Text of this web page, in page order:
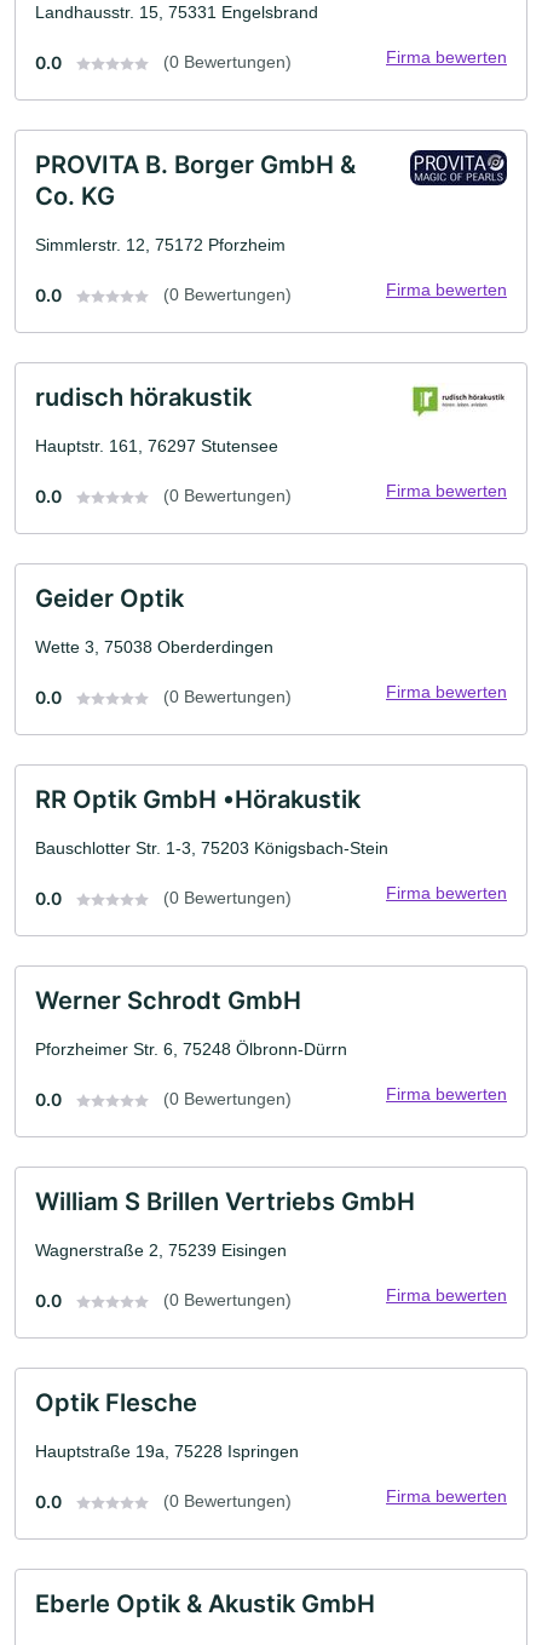
Landhausstr. 15, 75331 Engelsbrand
0.0 (0 Bewertungen) Firma bewerten
PROVITA B. Borger GmbH &
Co. KG
Simmlerstr. 12, 75172 Pforzheim
0.0 (0 Bewertungen) Firma bewerten
rudisch hörakustik
Hauptstr. 161, 76297 Stutensee
0.0 (0 Bewertungen) Firma bewerten
Geider Optik
Wette 3, 75038 Oberderdingen
0.0 (0 Bewertungen) Firma bewerten
RR Optik GmbH •Hörakustik
Bauschlotter Str. 1-3, 75203 Königsbach-Stein
0.0 (0 Bewertungen) Firma bewerten
Werner Schrodt GmbH
Pforzheimer Str. 6, 75248 Ölbronn-Dürrn
0.0 (0 Bewertungen) Firma bewerten
William S Brillen Vertriebs GmbH
Wagnerstraße 2, 75239 Eisingen
0.0 (0 Bewertungen) Firma bewerten
Optik Flesche
Hauptstraße 19a, 75228 Ispringen
0.0 (0 Bewertungen) Firma bewerten
Eberle Optik & Akustik GmbH